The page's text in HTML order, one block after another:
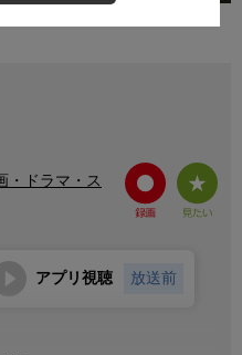
・ドラマ・ス
アプリ視聴 放送前